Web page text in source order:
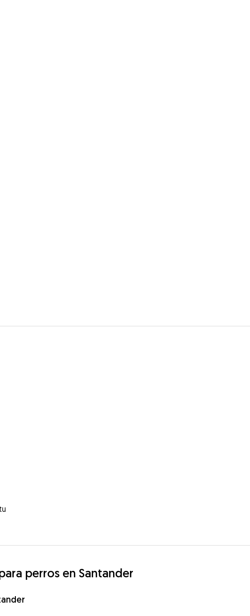
perros en Santander